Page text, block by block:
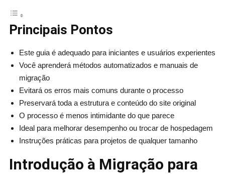
Principais Pontos
Este guia é adequado para iniciantes e usuários experientes
Você aprenderá métodos automatizados e manuais de
migração
Evitará os erros mais comuns durante o processo
Preservará toda a estrutura e conteúdo do site original
O processo é menos intimidante do que parece
Ideal para melhorar desempenho ou trocar de hospedagem
Instruções práticas para projetos de qualquer tamanho
Introdução à Migração para